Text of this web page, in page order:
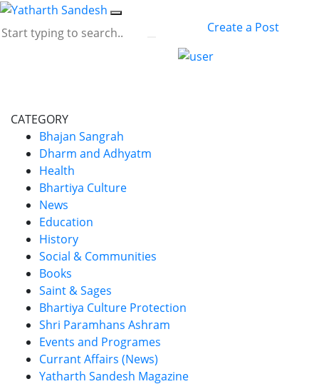
Create a Post
CATEGORY
Bhajan Sangrah
Dharm and Adhyatm
Health
Bhartiya Culture
News
Education
History
Social & Communities
Books
Saint & Sages
Bhartiya Culture Protection
Shri Paramhans Ashram
Events and Programes
Currant Affairs (News)
Yatharth Sandesh Magazine